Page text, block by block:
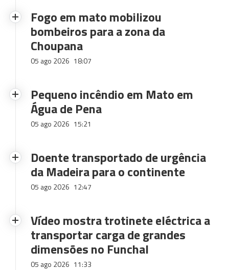
Fogo em mato mobilizou
bombeiros para a zona da
Choupana
05 ago 2026 18:07
Pequeno incêndio em Mato em
Água de Pena
05 ago 2026 15:21
Doente transportado de urgência
da Madeira para o continente
05 ago 2026 12:47
Vídeo mostra trotinete eléctrica a
transportar carga de grandes
dimensões no Funchal
05 ago 2026 11:33